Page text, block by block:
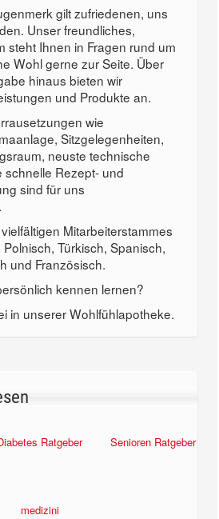
gilt zufriedenen, uns
Unser freundliches,
steht Ihnen in Fragen rund um
Wohl gerne zur Seite. Über
hinaus bieten wir
und Produkte an.
wie
Sitzgelegenheiten,
neuste technische
schnelle Rezept- und
sind für uns
Mitarbeiterstammes
Türkisch, Spanisch,
und Französisch.
kennen lernen?
in unserer Wohlfühlapotheke.
Ratgeber Senioren Ratgeber
medizini